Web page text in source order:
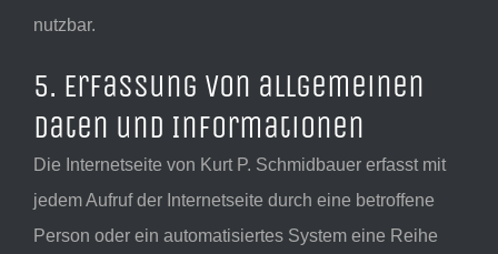
nutzbar.
5. Erfassung von allgemeinen
Daten und Informationen
Die Internetseite von Kurt P. Schmidbauer erfasst mit
jedem Aufruf der Internetseite durch eine betroffene
Person oder ein automatisiertes System eine Reihe